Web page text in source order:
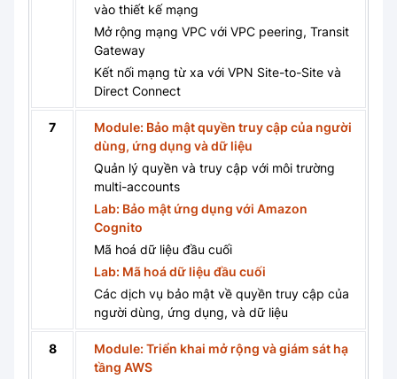
vào thiết kế mạng
Mở rộng mạng VPC với VPC peering, Transit
Gateway
Kết nối mạng từ xa với VPN Site-to-Site và
Direct Connect
7
Module: Bảo mật quyền truy cập của người
dùng, ứng dụng và dữ liệu
Quản lý quyền và truy cập với môi trường
multi-accounts
Lab: Bảo mật ứng dụng với Amazon
Cognito
Mã hoá dữ liệu đầu cuối
Lab: Mã hoá dữ liệu đầu cuối
Các dịch vụ bảo mật về quyền truy cập của
người dùng, ứng dụng, và dữ liệu
8
Module: Triển khai mở rộng và giám sát hạ
tầng AWS